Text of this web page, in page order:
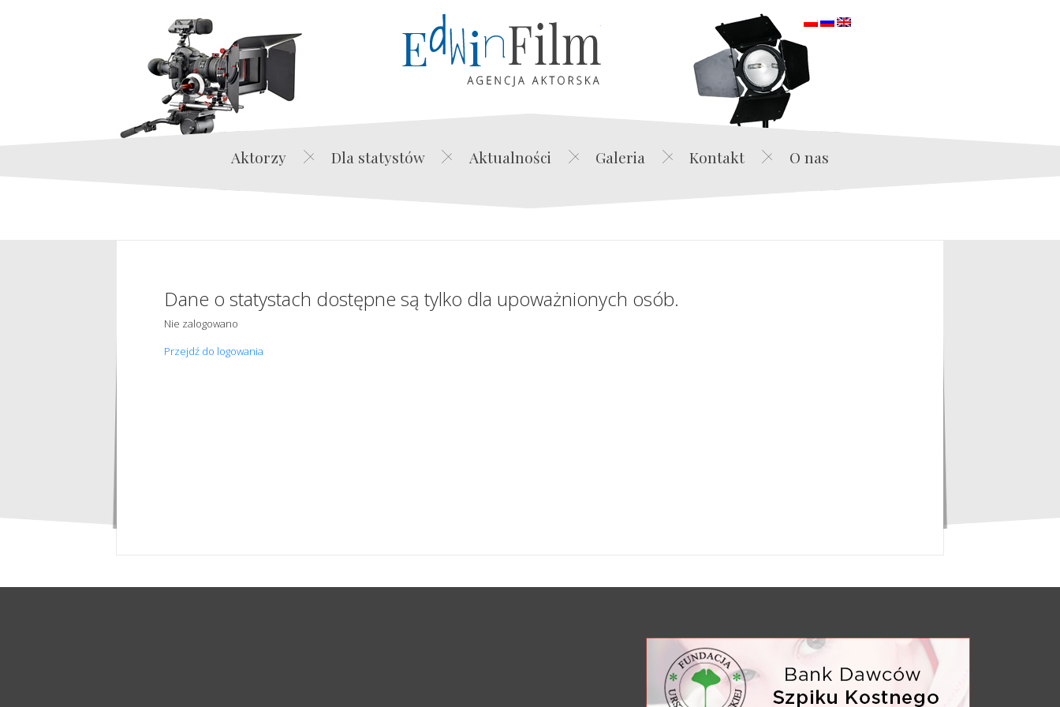
Edwin Film Agencja Aktorska
Aktorzy Dla statystów Aktualności Galeria Kontakt O nas
Dane o statystach dostępne są tylko dla upoważnionych osób.
Nie zalogowano
Przejdź do logowania